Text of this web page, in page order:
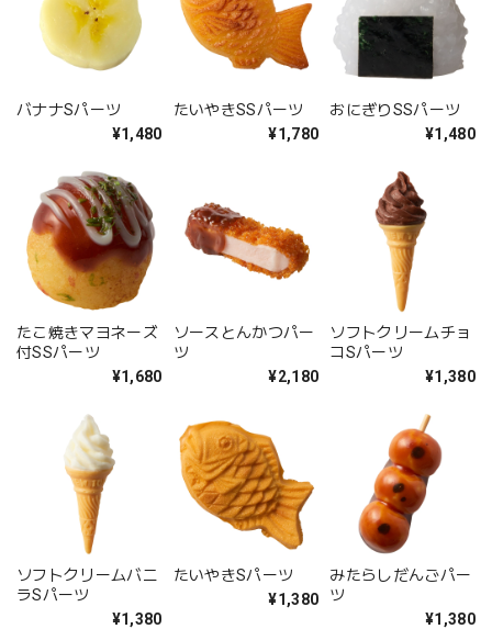
バナナSパーツ
¥1,480
たいやきSSパーツ
¥1,780
おにぎりSSパーツ
¥1,480
たこ焼きマヨネーズ
付SSパーツ
¥1,680
ソースとんかつパー
ツ
¥2,180
ソフトクリームチョ
コSパーツ
¥1,380
ソフトクリームバニ
ラSパーツ
¥1,380
たいやきSパーツ
¥1,380
みたらしだんごパー
ツ
¥1,380